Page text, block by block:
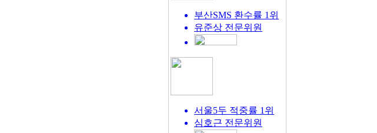
부산SMS 환수률 1위
유준상 전문위원
서울5두 적중률 1위
심호근 전문위원